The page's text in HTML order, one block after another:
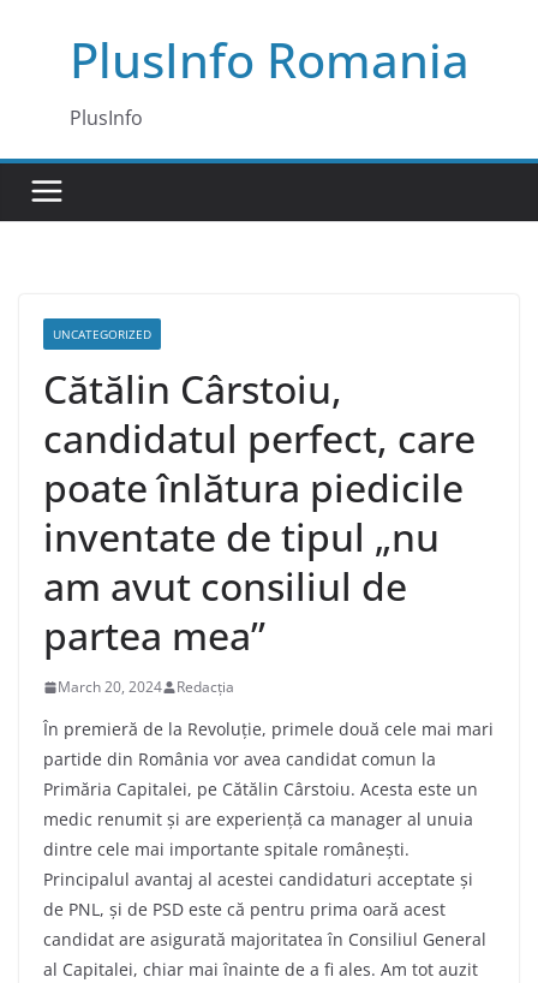
PlusInfo Romania
PlusInfo
UNCATEGORIZED
Cătălin Cârstoiu,
candidatul perfect, care
poate înlătura piedicile
inventate de tipul „nu
am avut consiliul de
partea mea”
March 20, 2024 Redacția
În premieră de la Revoluție, primele două cele mai mari
partide din România vor avea candidat comun la
Primăria Capitalei, pe Cătălin Cârstoiu. Acesta este un
medic renumit și are experiență ca manager al unuia
dintre cele mai importante spitale românești.
Principalul avantaj al acestei candidaturi acceptate și
de PNL, și de PSD este că pentru prima oară acest
candidat are asigurată majoritatea în Consiliul General
al Capitalei, chiar mai înainte de a fi ales. Am tot auzit